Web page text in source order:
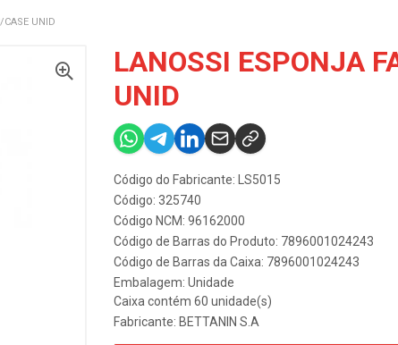
CASE UNID
LANOSSI ESPONJA
UNID
Código do Fabricante: LS5015
Código: 325740
Código NCM: 96162000
Código de Barras do Produto: 7896001024243
Código de Barras da Caixa: 7896001024243
Embalagem: Unidade
Caixa contém 60 unidade(s)
Fabricante: BETTANIN S.A